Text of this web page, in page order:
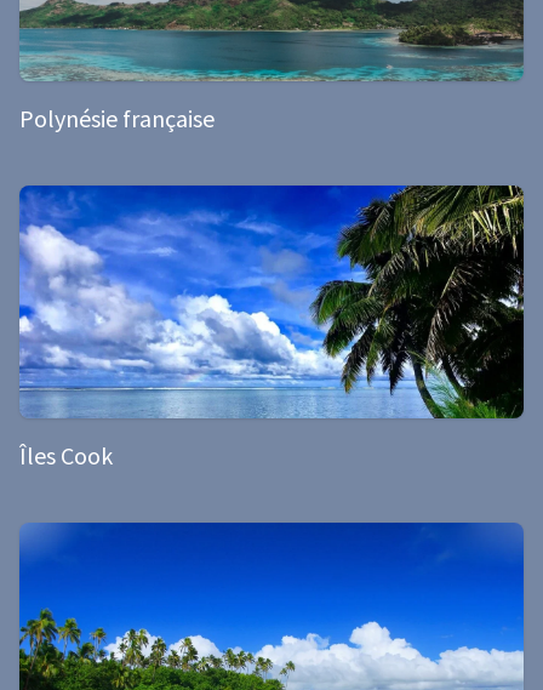
Polynésie française
Îles Cook